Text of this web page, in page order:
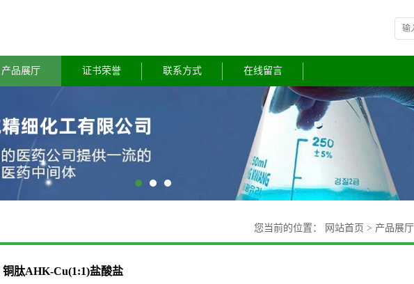
产品展厅 证书荣誉 联系方式 在线留言
您当前的位置： 网站首页 > 产品展厅
铜肽AHK-Cu(1:1)盐酸盐